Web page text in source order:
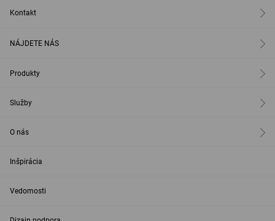
Kontakt
NÁJDETE NÁS
Produkty
Služby
O nás
Inšpirácia
Vedomosti